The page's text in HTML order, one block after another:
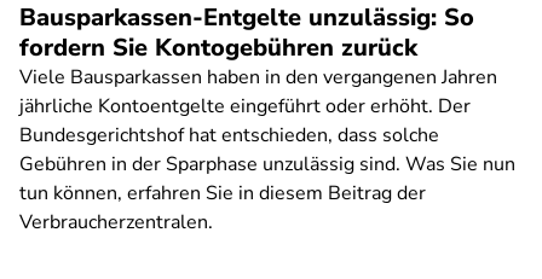
Bausparkassen-Entgelte unzulässig: So
fordern Sie Kontogebühren zurück
Viele Bausparkassen haben in den vergangenen Jahren
jährliche Kontoentgelte eingeführt oder erhöht. Der
Bundesgerichtshof hat entschieden, dass solche
Gebühren in der Sparphase unzulässig sind. Was Sie nun
tun können, erfahren Sie in diesem Beitrag der
Verbraucherzentralen.